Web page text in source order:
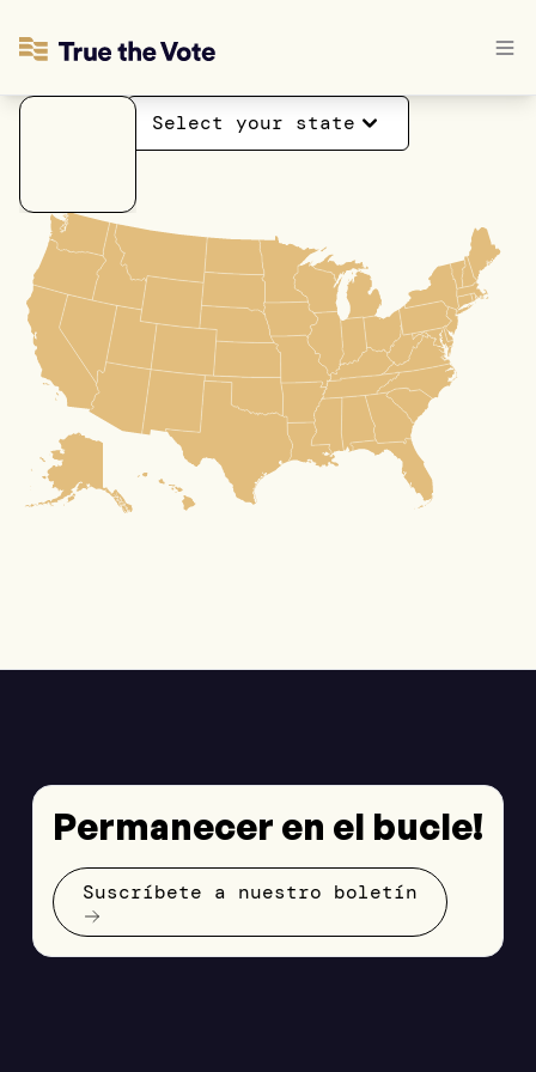
Select your state
Permanecer en el bucle!
Suscríbete a nuestro boletín